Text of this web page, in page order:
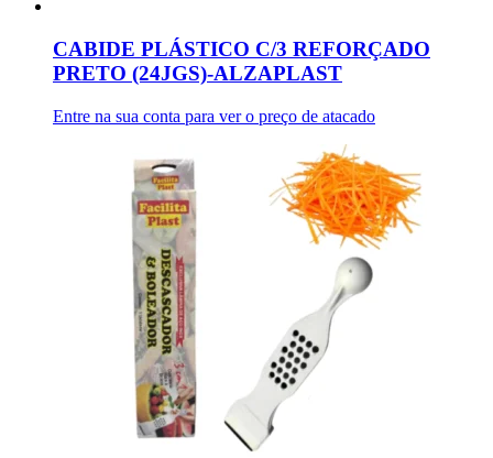
CABIDE PLÁSTICO C/3 REFORÇADO
PRETO (24JGS)-ALZAPLAST
Entre na sua conta para ver o preço de atacado